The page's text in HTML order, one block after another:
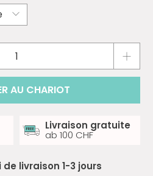
AU CHARIOT
Livraison gratuite
ab 100 CHF
livraison 1-3 jours